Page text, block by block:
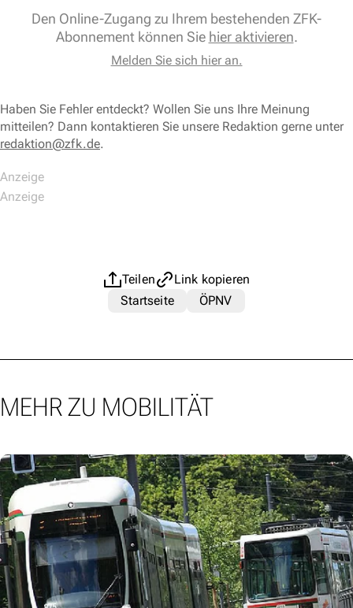
Den Online-Zugang zu Ihrem bestehenden ZFK-
Abonnement können Sie hier aktivieren.
Melden Sie sich hier an.
Haben Sie Fehler entdeckt? Wollen Sie uns Ihre Meinung
mitteilen? Dann kontaktieren Sie unsere Redaktion gerne unter
redaktion@zfk.de.
Teilen
Link kopieren
Startseite
ÖPNV
MEHR ZU MOBILITÄT